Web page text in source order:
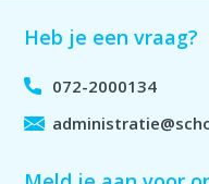
Heb je een vraag?
072-2000134